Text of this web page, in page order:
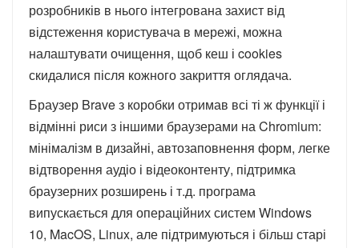
розробників в нього інтегрована захист від
відстеження користувача в мережі, можна
налаштувати очищення, щоб кеш і cookies
скидалися після кожного закриття оглядача.
Браузер Brave з коробки отримав всі ті ж функції і
відмінні риси з іншими браузерами на Chromium:
мінімалізм в дизайні, автозаповнення форм, легке
відтворення аудіо і відеоконтенту, підтримка
браузерних розширень і т.д. програма
випускається для операційних систем Windows
10, MacOS, Linux, але підтримуються і більш старі